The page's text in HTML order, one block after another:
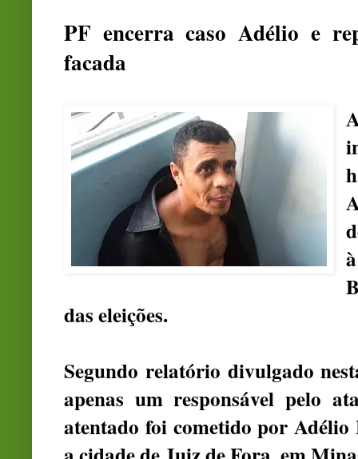
PF encerra caso Adélio e
facada
das eleições.
Segundo relatório divulgado
apenas um responsável pelo
atentado foi cometido por